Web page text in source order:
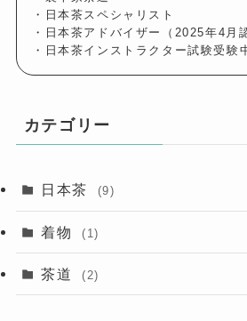
・日本茶スペシャリスト
・日本茶アドバイザー（2025年4月
・日本茶インストラクター試験受験
カテゴリー
日本茶 (9)
着物 (1)
茶道 (2)